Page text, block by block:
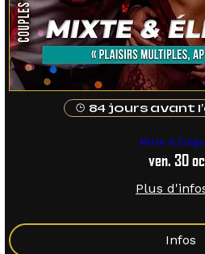
84 jours avant
Mixte &
ven. 30
Plus
Infos